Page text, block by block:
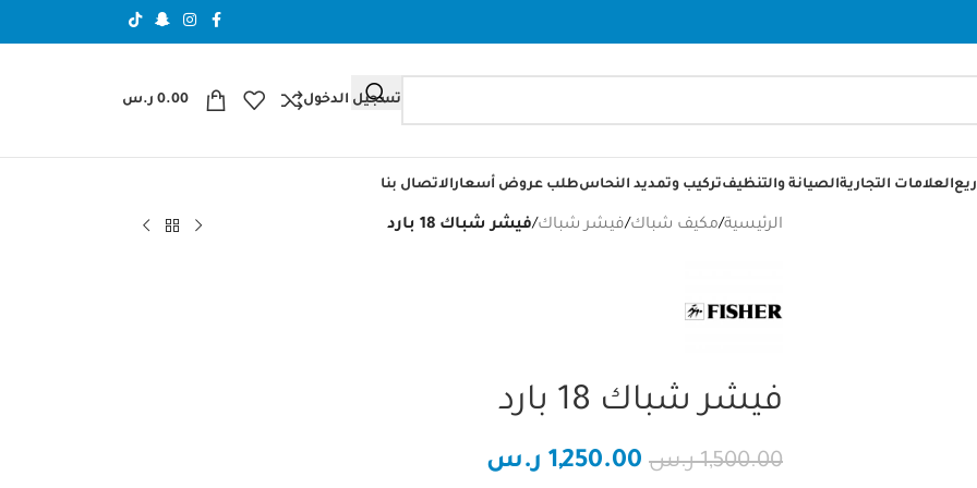
تسجيل الدخول 0.00 ر.س
العلامات التجاريةالصيانة والتنظيفتركيب وتمديد النحاسطلب عروض أسعارالاتصال بنا
الرئيسية/مكيف شباك/فيشر شباك/فيشر شباك 18 بارد
فيشر شباك 18 بارد
1,500.00 ر.س 1,250.00 ر.س